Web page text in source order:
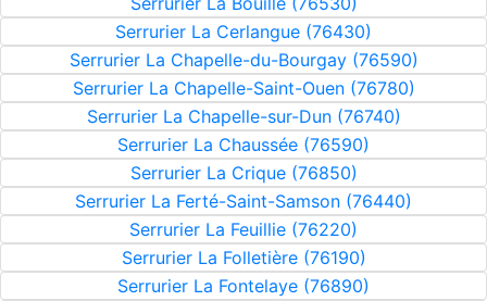
Serrurier La Cerlangue (76430)
Serrurier La Chapelle-du-Bourgay (76590)
Serrurier La Chapelle-Saint-Ouen (76780)
Serrurier La Chapelle-sur-Dun (76740)
Serrurier La Chaussée (76590)
Serrurier La Crique (76850)
Serrurier La Ferté-Saint-Samson (76440)
Serrurier La Feuillie (76220)
Serrurier La Folletière (76190)
Serrurier La Fontelaye (76890)